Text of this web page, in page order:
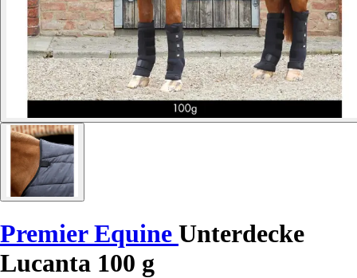
Premier Equine Unterdecke
Lucanta 100 g